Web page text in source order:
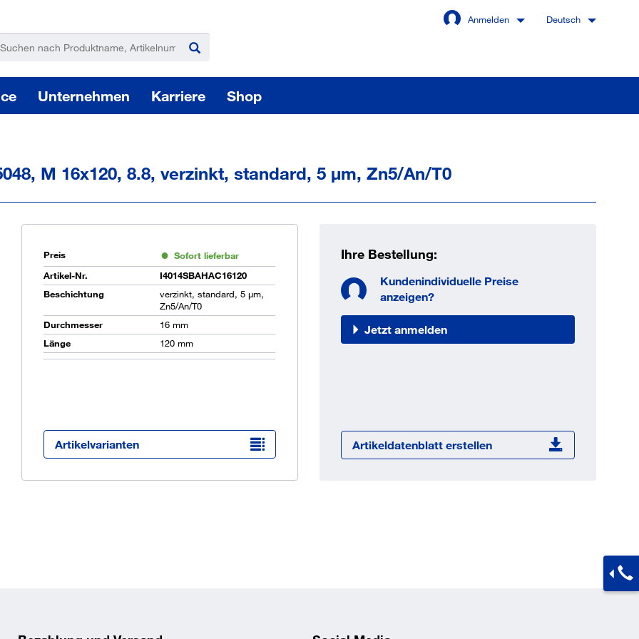
Anmelden
Angemeldet bleiben
Anmelden
Sie sind noch kein Kunde
Jetzt registrieren
Barcode-Scanner Funktionalität
Prozess- & Produktberatung
Deutsch
Unternehmen Karriere Shop
M 16x120, 8.8, verzinkt, standard, 5 µm, Zn5/An/T0
Preis
Sofort lieferbar
Artikel-Nr.
I4014SBAHAC16120
Beschichtung
verzinkt, standard, 5 µm,
Zn5/An/T0
Durchmesser
16 mm
Länge
120 mm
Artikelvarianten
Ihre Bestellung:
Kundenindividuelle Preise
anzeigen?
Jetzt anmelden
Artikeldatenblatt erstellen